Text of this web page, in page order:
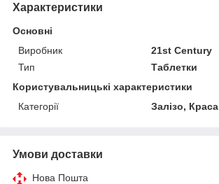
Характеристики
Основні
Виробник
21st Century
Тип
Таблетки
Користувальницькі характеристики
Категорії
Залізо, Краса
Умови доставки
Нова Пошта